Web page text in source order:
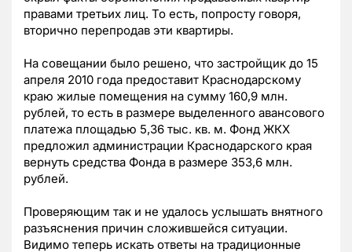
правами третьих лиц. То есть, попросту говоря,
вторично перепродав эти квартиры.
На совещании было решено, что застройщик до 15
апреля 2010 года предоставит Краснодарскому
краю жилые помещения на сумму 160,9 млн.
рублей, то есть в размере выделенного авансового
платежа площадью 5,36 тыс. кв. м. Фонд ЖКХ
предложил администрации Краснодарского края
вернуть средства Фонда в размере 353,6 млн.
рублей.
Проверяющим так и не удалось услышать внятного
разъяснения причин сложившейся ситуации.
Видимо теперь искать ответы на традиционные